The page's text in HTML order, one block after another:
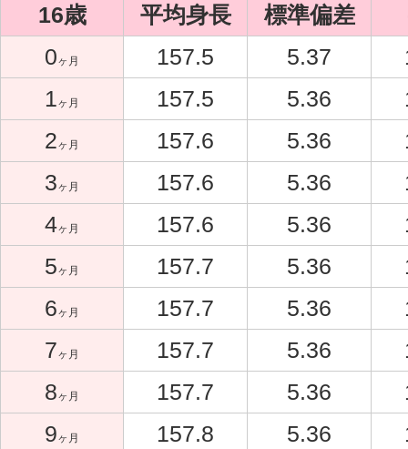
16歳 平均身長 標準偏差
0ヶ月 157.5 5.37
1ヶ月 157.5 5.36
2ヶ月 157.6 5.36
3ヶ月 157.6 5.36
4ヶ月 157.6 5.36
5ヶ月 157.7 5.36
6ヶ月 157.7 5.36
7ヶ月 157.7 5.36
8ヶ月 157.7 5.36
9ヶ月 157.8 5.36